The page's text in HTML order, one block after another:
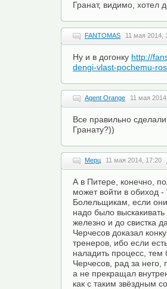
Гранат, видимо, хотел
FANTOMAS 11 мая 2014,
Ну и в догонку http://
dengi-vlast-pochemu-
Agent Orange 11 мая
Все правильно
Гранату?))
Мерц 11 мая 2014, 17:20
А в Питере, конечно,
может войти в обиход
Болельщикам, если они
надо было
железно и до свистка
Черчесов доказал
тренеров, ибо если
наладить процесс,
Черчесов, рад за него,
а не прекращал
как с таким звёздным